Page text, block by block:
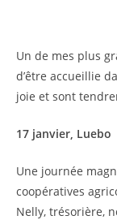
Un de mes plus
d’être accueillie
joie et sont
17 janvier, Luebo
Une journée
coopératives
Nelly, trésorière,